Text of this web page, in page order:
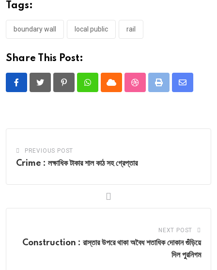
Tags:
boundary wall local public rail
Share This Post:
PinterestWhatsappCloud StumbleUpon
Print
Share
PREVIOUS POST
Crime : লক্ষাধিক টাকার শাল কাঠ সহ গ্রেপ্তার
NEXT POST
Construction : রাস্তার উপরে থাকা অবৈধ শতাধিক দোকান গুঁড়িয়ে
দিল পুরনিগম